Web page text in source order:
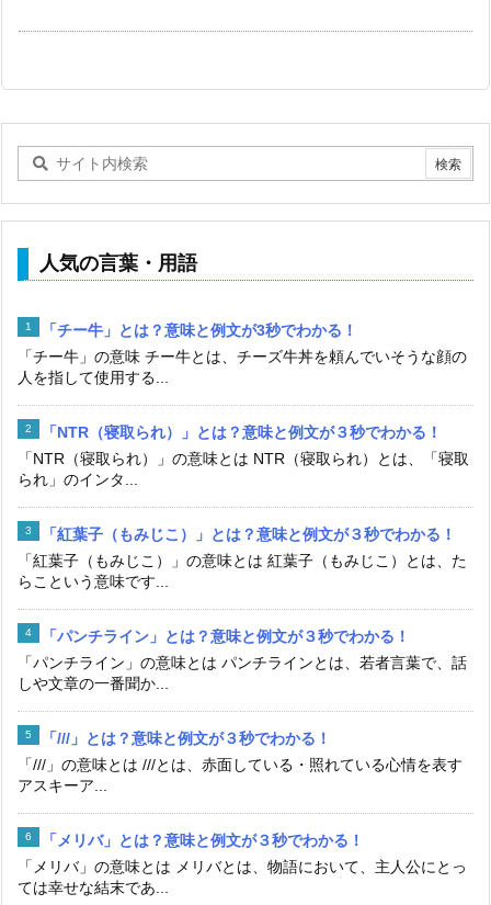
人気の言葉・用語
「チー牛」とは？意味と例文が3秒でわかる！
「チー牛」の意味 チー牛とは、チーズ牛丼を頼んでいそうな顔の
人を指して使用する...
「NTR（寝取られ）」とは？意味と例文が３秒でわかる！
「NTR（寝取られ）」の意味とは NTR（寝取られ）とは、「寝取
られ」のインタ...
「紅葉子（もみじこ）」とは？意味と例文が３秒でわかる！
「紅葉子（もみじこ）」の意味とは 紅葉子（もみじこ）とは、た
らこという意味です...
「パンチライン」とは？意味と例文が３秒でわかる！
「パンチライン」の意味とは パンチラインとは、若者言葉で、話
しや文章の一番聞か...
「///」とは？意味と例文が３秒でわかる！
「///」の意味とは ///とは、赤面している・照れている心情を表す
アスキーア...
「メリバ」とは？意味と例文が３秒でわかる！
「メリバ」の意味とは メリバとは、物語において、主人公にとっ
ては幸せな結末であ...